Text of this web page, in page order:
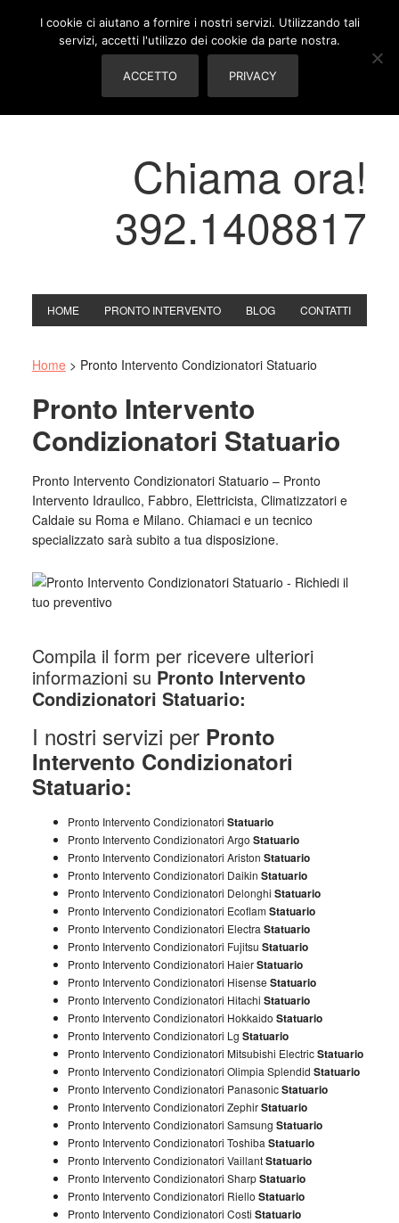
Chiama ora!
392.1408817
HOME PRONTO INTERVENTO BLOG CONTATTI
Home > Pronto Intervento Condizionatori Statuario
Pronto Intervento
Condizionatori Statuario
Pronto Intervento Condizionatori Statuario – Pronto
Intervento Idraulico, Fabbro, Elettricista, Climatizzatori e
Caldaie su Roma e Milano. Chiamaci e un tecnico
specializzato sarà subito a tua disposizione.
Compila il form per ricevere ulteriori
informazioni su Pronto Intervento
Condizionatori Statuario:
I nostri servizi per Pronto
Intervento Condizionatori
Statuario:
Pronto Intervento Condizionatori Statuario
Pronto Intervento Condizionatori Argo Statuario
Pronto Intervento Condizionatori Ariston Statuario
Pronto Intervento Condizionatori Daikin Statuario
Pronto Intervento Condizionatori Delonghi Statuario
Pronto Intervento Condizionatori EcoflamStatuario
Pronto Intervento Condizionatori Electra Statuario
Pronto Intervento Condizionatori Fujitsu Statuario
Pronto Intervento Condizionatori HaierStatuario
Pronto Intervento Condizionatori Hisense Statuario
Pronto Intervento Condizionatori Hitachi Statuario
Pronto Intervento Condizionatori Hokkaido Statuario
Pronto Intervento Condizionatori Lg Statuario
Pronto Intervento Condizionatori Mitsubishi ElectricStatuario
Pronto Intervento Condizionatori Olimpia Splendid Statuario
Pronto Intervento Condizionatori PanasonicStatuario
Pronto Intervento Condizionatori ZephirStatuario
Pronto Intervento Condizionatori Samsung Statuario
Pronto Intervento Condizionatori Toshiba Statuario
Pronto Intervento Condizionatori VaillantStatuario
Pronto Intervento Condizionatori SharpStatuario
Pronto Intervento Condizionatori Riello Statuario
Pronto Intervento Condizionatori Costi Statuario
I cookie ci aiutano a fornire i nostri servizi. Utilizzando tali
servizi, accetti l'utilizzo dei cookie da parte nostra.
ACCETTO PRIVACY